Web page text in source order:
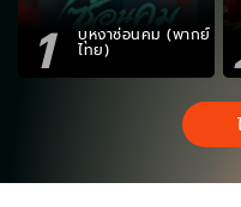
1 บุหงาซ่อนคม (พากย์
ไทย)